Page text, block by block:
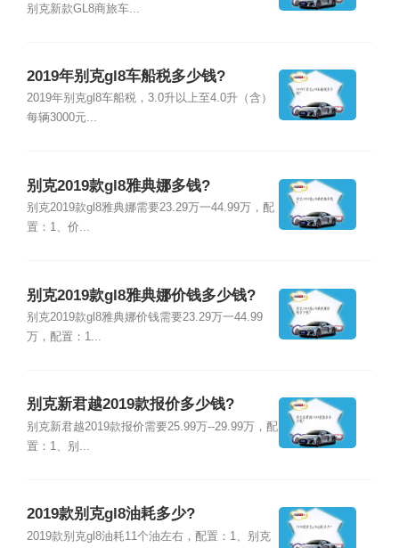
别克新款GL8商旅车...
2019年别克gl8车船税多少钱?
2019年别克gl8车船税，3.0升以上至4.0升（含）
每辆3000元...
别克2019款gl8雅典娜多钱?
别克2019款gl8雅典娜需要23.29万一44.99万，配
置：1、价...
别克2019款gl8雅典娜价钱多少钱?
别克2019款gl8雅典娜价钱需要23.29万一44.99
万，配置：1...
别克新君越2019款报价多少钱?
别克新君越2019款报价需要25.99万--29.99万，配
置：1、别...
2019款别克gl8油耗多少?
2019款别克gl8油耗11个油左右，配置：1、别克